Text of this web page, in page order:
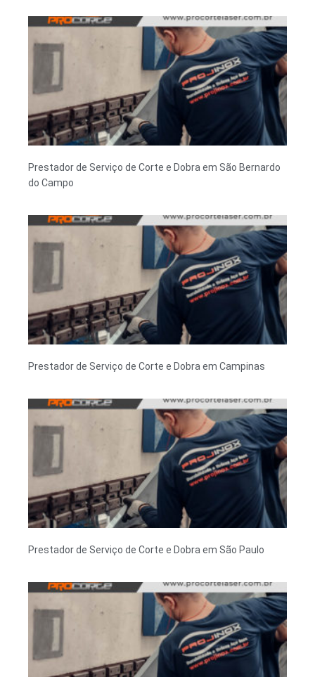
Prestador de Serviço de Corte e Dobra em São Bernardo
do Campo
Prestador de Serviço de Corte e Dobra em Campinas
Prestador de Serviço de Corte e Dobra em São Paulo